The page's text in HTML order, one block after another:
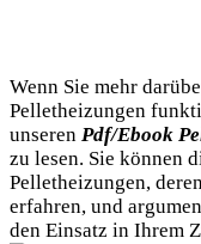
Wenn Sie mehr
Pelletheizungen
unseren Pdf/Ebook
zu lesen. Sie können
Pelletheizungen,
erfahren, und
den Einsatz in Ihrem